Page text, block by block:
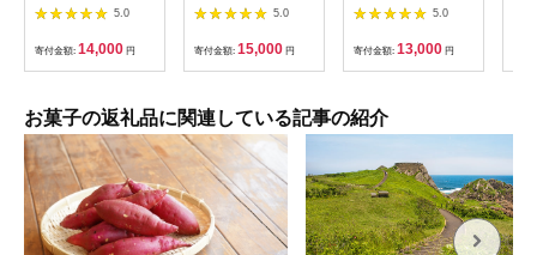
詰合せ ｜ 洋菓子 菓子
デザート ケーキ ギフ
ト お土産 ハード ソフ
ト 愛媛県 鬼北町
5.0
寄付金額: 14,000 円
322032_EU0025.0
寄付金額: 15,000 円
た銘菓 詰め合わせ
焼き菓子 菓子 お菓子
ギフト【fks104A】
5.0
寄付金額: 13,000 円
お菓子の返礼品に関連している記事の紹介